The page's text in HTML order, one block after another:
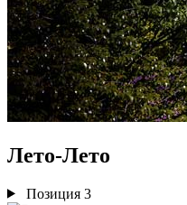
Лето-Лето
Позиция 3